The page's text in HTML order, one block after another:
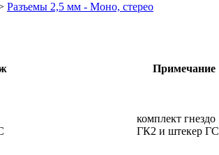
Разъемы 2,5 мм - Моно, стерео
Примечание
комплект гнездо
ГК2 и штекер ГС